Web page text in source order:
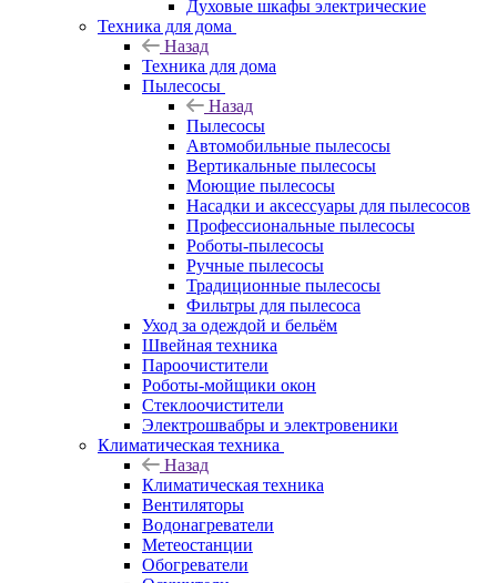
Духовые шкафы электрические
Техника для дома
Назад
Техника для дома
Пылесосы
Назад
Пылесосы
Автомобильные пылесосы
Вертикальные пылесосы
Моющие пылесосы
Насадки и аксессуары для пылесосов
Профессиональные пылесосы
Роботы-пылесосы
Ручные пылесосы
Традиционные пылесосы
Фильтры для пылесоса
Уход за одеждой и бельём
Швейная техника
Пароочистители
Роботы-мойщики окон
Стеклоочистители
Электрошвабры и электровеники
Климатическая техника
Назад
Климатическая техника
Вентиляторы
Водонагреватели
Метеостанции
Обогреватели